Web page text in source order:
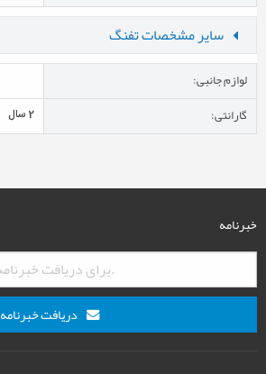
سایر مشخصات تفنگ
لوازم جانبی:
گارانتی:
2 سال
خبرنامه
دریافت خبرنامه